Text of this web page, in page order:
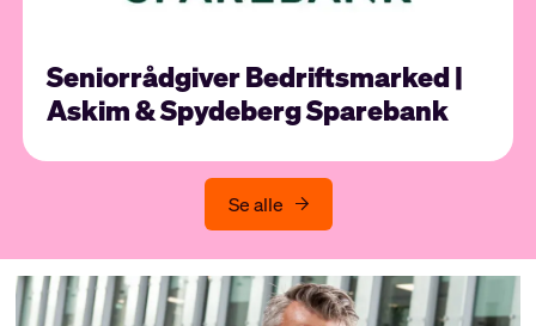
Seniorrådgiver Bedriftsmarked |
Askim & Spydeberg Sparebank
Se alle